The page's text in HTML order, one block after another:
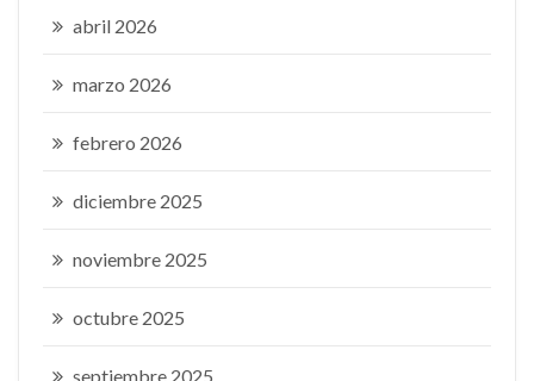
abril 2026
marzo 2026
febrero 2026
diciembre 2025
noviembre 2025
octubre 2025
septiembre 2025